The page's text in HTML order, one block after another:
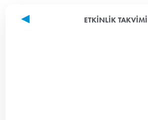
ETKINLIK TAKVIMI